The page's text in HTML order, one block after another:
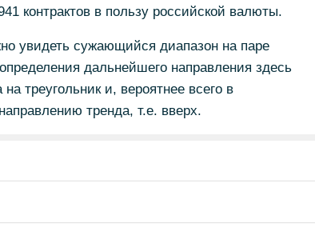
контрактов в пользу российской валюты.
увидеть сужающийся диапазон на паре
дальнейшего направления здесь
треугольник и, вероятнее всего в
тренда, т.е. вверх.